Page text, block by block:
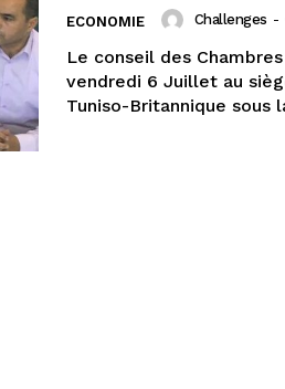
ECONOMIE Challenges -
Le conseil des
vendredi 6 Juillet au
Tuniso-Britannique sous